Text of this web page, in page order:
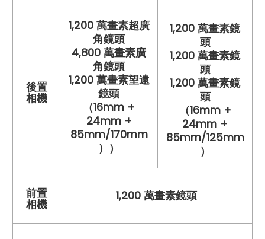
後置
相機
1,200 萬畫素超廣
角鏡頭
4,800 萬畫素廣
角鏡頭
1,200 萬畫素望遠
鏡頭
（16mm +
24mm +
85mm/170mm
））
1,200 萬畫素鏡
頭
1,200 萬畫素鏡
頭
1,200 萬畫素鏡
頭
（16mm +
24mm +
85mm/125mm
）
前置
相機
1,200 萬畫素鏡頭